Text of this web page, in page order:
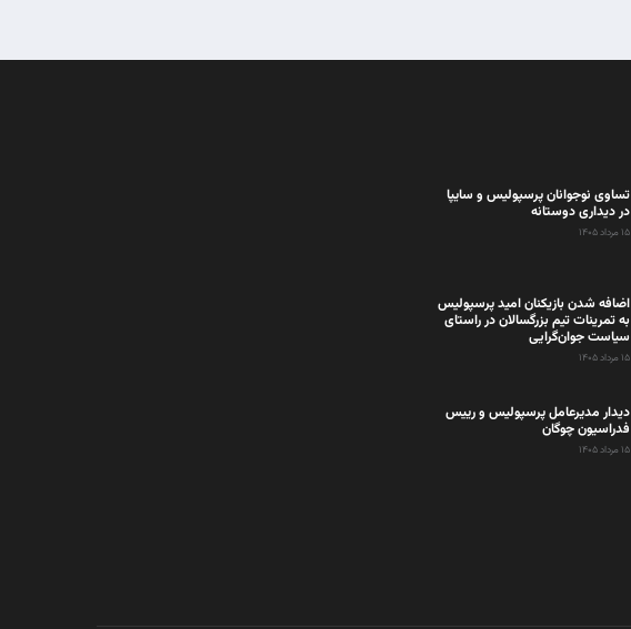
تساوی نوجوانان پرسپولیس و سایپا
در دیداری دوستانه
۱۵ مرداد ۱۴۰۵
اضافه شدن بازیکنان امید پرسپولیس
به تمرینات تیم بزرگسالان در راستای
سیاست جوان‌گرایی
۱۵ مرداد ۱۴۰۵
دیدار مدیرعامل پرسپولیس و رییس
فدراسیون چوگان
۱۵ مرداد ۱۴۰۵